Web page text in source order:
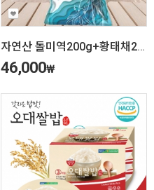
자연산 돌미역200g+황태채200g 세트
46,000₩